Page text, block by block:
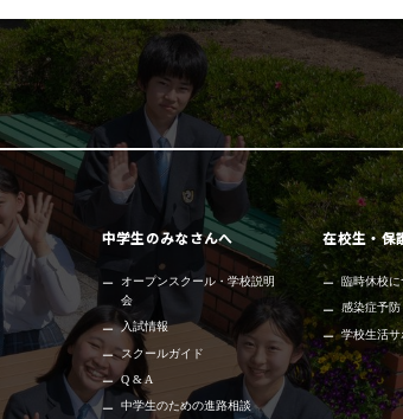
中学生のみなさんへ
オープンスクール・学校説明
会
入試情報
スクールガイド
Q & A
中学生のための進路相談
在校生・保
臨時休校に
感染症予
学校生活